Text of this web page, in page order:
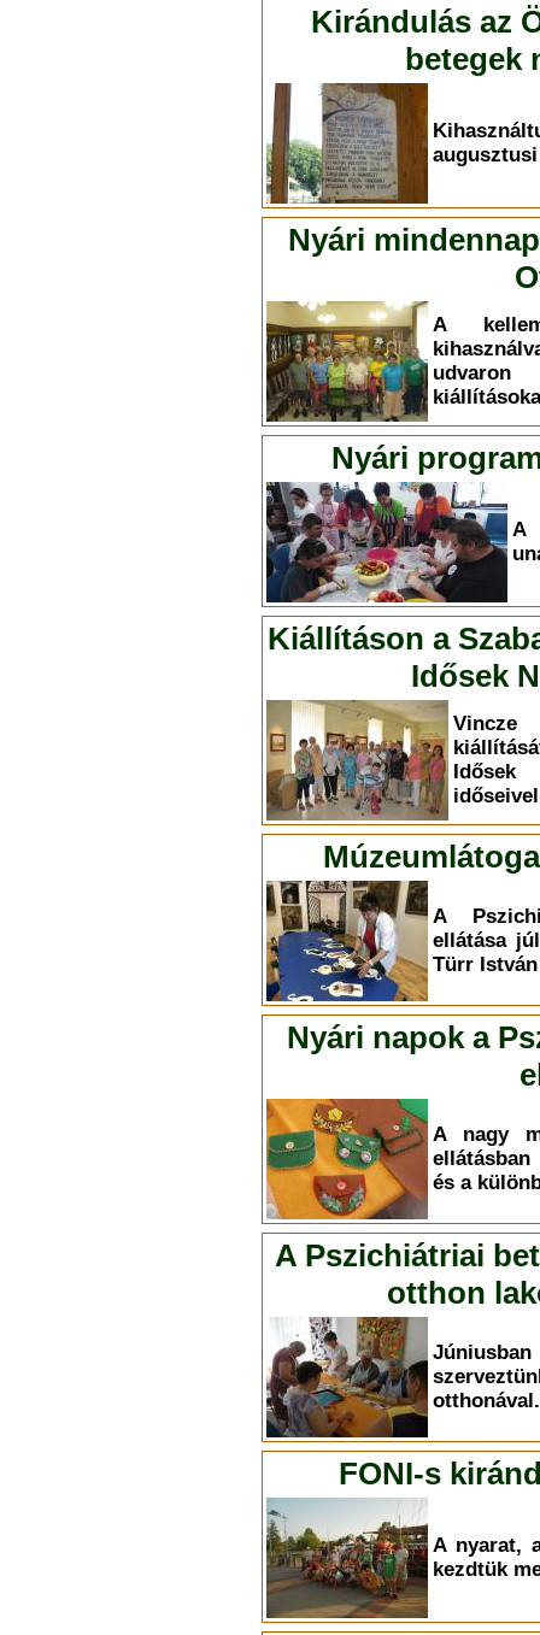
Kirándulás az
betegek
Nyári
A
Nyári
A
Kiállításon a
Idősek
Vincze
A
ellátása
Türr
Nyári napok a
A nagy
és a
A Pszichiátriai
otthon
otthonával.
FONI-s
A nyarat,
kezdtük